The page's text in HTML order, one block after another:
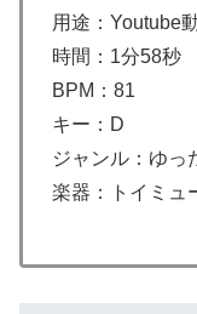
用途：Youtube
時間：1分58秒
BPM：81
キー：D
ジャンル：ゆっ
楽器：トイミュ